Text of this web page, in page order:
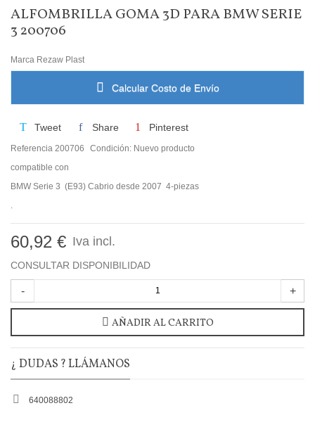
ALFOMBRILLA GOMA 3D PARA BMW SERIE
3 200706
Marca Rezaw Plast
Calcular Costo de Envío
Tweet Share Pinterest
Referencia 200706 Condición: Nuevo producto
compatible con
BMW Serie 3 (E93) Cabrio desde 2007 4-piezas
.
60,92 € Iva incl.
CONSULTAR DISPONIBILIDAD
- +
AÑADIR AL CARRITO
¿ DUDAS ? LLÁMANOS
640088802